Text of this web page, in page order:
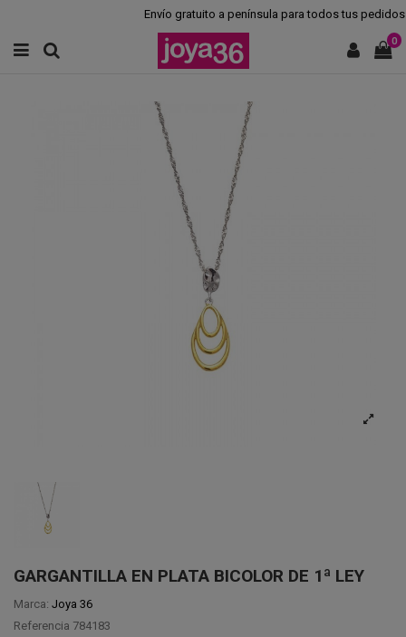
Envío gratuito a península para todos tus pedidos.
0
GARGANTILLA EN PLATA BICOLOR DE 1ª LEY
Marca: Joya 36
Referencia 784183